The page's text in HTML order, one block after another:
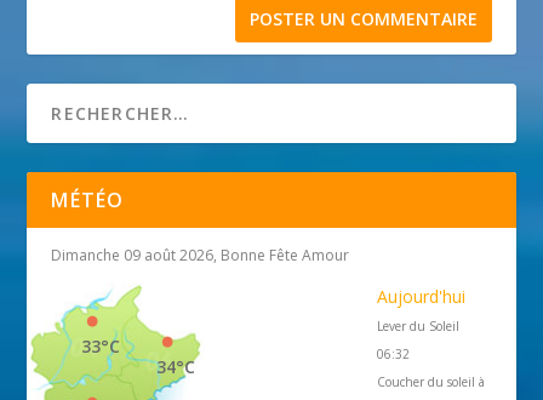
MÉTÉO
Dimanche 09 août 2026, Bonne Fête Amour
34°C
33°C
Aujourd'hui
Lever du Soleil
06:32
Coucher du soleil à